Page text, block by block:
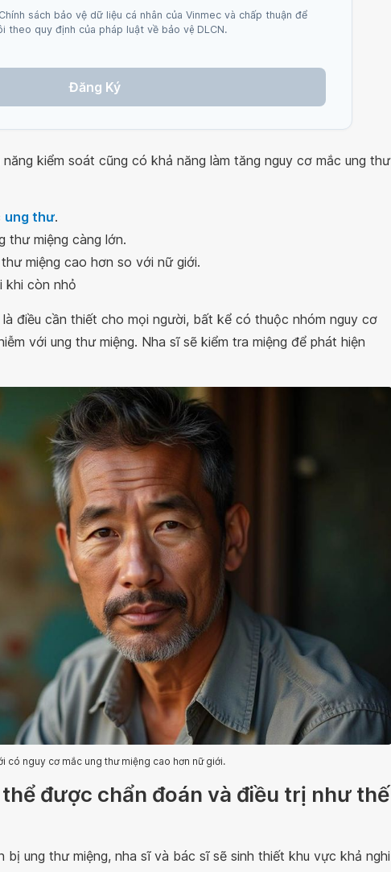
sách bảo vệ dữ liệu cá nhân của Vinmec và chấp thuận để
theo quy định của pháp luật về bảo vệ DLCN.
Đăng Ký
kiểm soát cũng có khả năng làm tăng nguy cơ mắc ung thư
ung thư.
thư miệng càng lớn.
miệng cao hơn so với nữ giới.
khi còn nhỏ
điều cần thiết cho mọi người, bất kể có thuộc nhóm nguy cơ
với ung thư miệng. Nha sĩ sẽ kiểm tra miệng để phát hiện
có nguy cơ mắc ung thư miệng cao hơn nữ giới.
được chẩn đoán và điều trị như thế
bị ung thư miệng, nha sĩ và bác sĩ sẽ sinh thiết khu vực khả nghi